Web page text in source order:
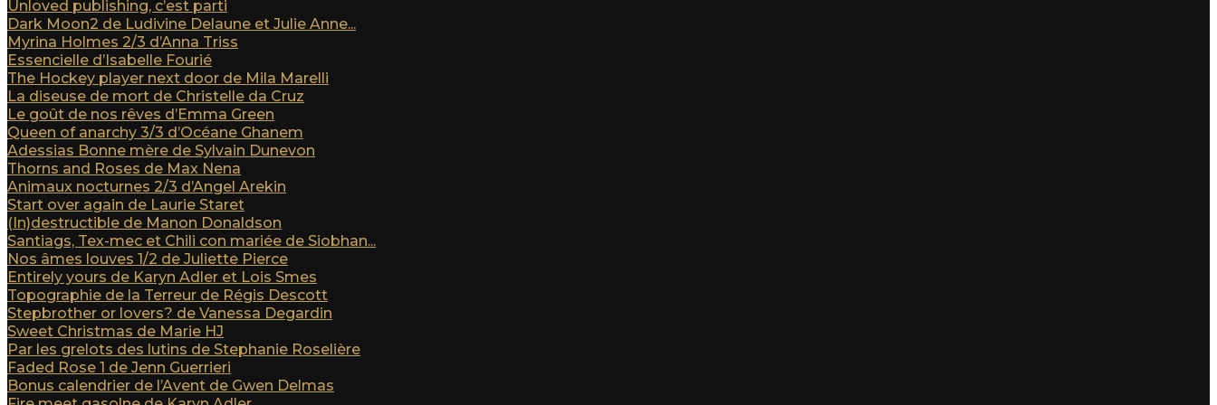
Unloved publishing, c’est parti
Dark Moon2 de Ludivine Delaune et Julie Anne...
Myrina Holmes 2/3 d’Anna Triss
Essencielle d’Isabelle Fourié
The Hockey player next door de Mila Marelli
La diseuse de mort de Christelle da Cruz
Le goût de nos rêves d’Emma Green
Queen of anarchy 3/3 d’Océane Ghanem
Adessias Bonne mère de Sylvain Dunevon
Thorns and Roses de Max Nena
Animaux nocturnes 2/3 d’Angel Arekin
Start over again de Laurie Staret
(In)destructible de Manon Donaldson
Santiags, Tex-mec et Chili con mariée de Siobhan...
Nos âmes louves 1/2 de Juliette Pierce
Entirely yours de Karyn Adler et Lois Smes
Topographie de la Terreur de Régis Descott
Stepbrother or lovers? de Vanessa Degardin
Sweet Christmas de Marie HJ
Par les grelots des lutins de Stephanie Roselière
Faded Rose 1 de Jenn Guerrieri
Bonus calendrier de l’Avent de Gwen Delmas